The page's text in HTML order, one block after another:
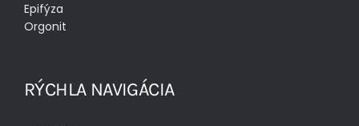
Epifýza
Orgonit
RÝCHLA NAVIGÁCIA